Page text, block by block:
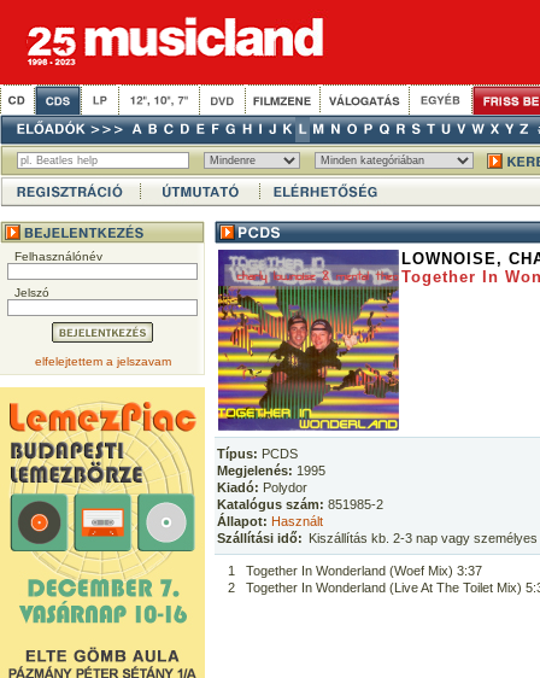
Felhasználónév
Jelszó
elfelejtettem a jelszavam
LOWNOISE,
Together In
Típus: PCDS
Megjelenés: 1995
Kiadó: Polydor
Katalógus szám: 851985-2
Állapot: Használt
Szállítási idő: Kiszállítás kb. 2-3 nap vagy
1
Together In Wonderland (Woef Mix) 3:37
2
Together In Wonderland (Live At The Toilet Mix)